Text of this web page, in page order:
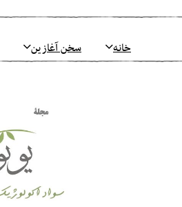
سخن آغازین خانه